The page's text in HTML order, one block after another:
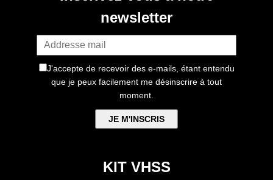
newsletter
J'accepte de recevoir des e-mails, étant entendu
que je peux facilement me désinscrire à tout
moment.
KIT VHSS